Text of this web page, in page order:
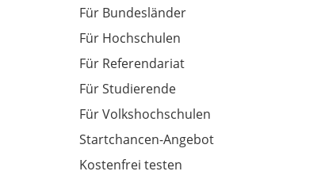
Für Bundesländer
Für Hochschulen
Für Referendariat
Für Studierende
Für Volkshochschulen
Startchancen-Angebot
Kostenfrei testen